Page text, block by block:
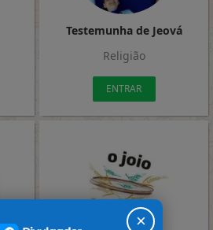
Testemunha de Jeová
Religião
ENTRAR
×